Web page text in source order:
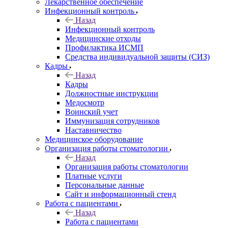
Лекарственное обеспечение
Инфекционный контроль
Назад
Инфекционный контроль
Медицинские отходы
Профилактика ИСМП
Средства индивидуальной защиты (СИЗ)
Кадры
Назад
Кадры
Должностные инструкции
Медосмотр
Воинский учет
Иммунизация сотрудников
Наставничество
Медицинское оборудование
Организация работы стоматологии
Назад
Организация работы стоматологии
Платные услуги
Персональные данные
Сайт и информационный стенд
Работа с пациентами
Назад
Работа с пациентами